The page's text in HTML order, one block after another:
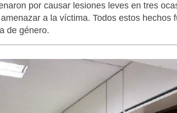
por causar lesiones leves en tres
a la víctima. Todos estos hechos
de género.